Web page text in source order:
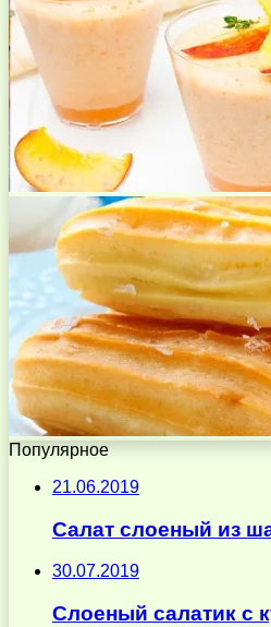
Популярное
21.06.2019
Салат слоеный из
30.07.2019
Слоеный салатик с